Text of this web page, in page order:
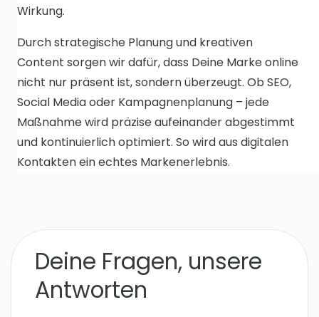
Wirkung.
Durch strategische Planung und kreativen
Content sorgen wir dafür, dass Deine Marke online
nicht nur präsent ist, sondern überzeugt. Ob SEO,
Social Media oder Kampagnenplanung – jede
Maßnahme wird präzise aufeinander abgestimmt
und kontinuierlich optimiert. So wird aus digitalen
Kontakten ein echtes Markenerlebnis.
Deine Fragen, unsere
Antworten